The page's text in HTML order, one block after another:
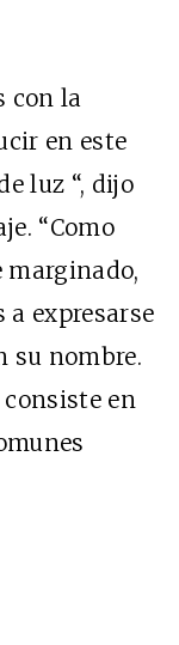
con la
en este
luz “, dijo
“Como
marginado,
expresarse
su nombre.
en